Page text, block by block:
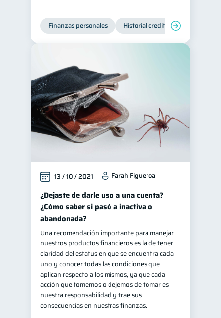
Finanzas personales Historial crediticio
13 / 10 / 2021 Farah Figueroa
¿Dejaste de darle uso a una cuenta?
¿Cómo saber si pasó a inactiva o
abandonada?
Una recomendación importante para manejar
nuestros productos financieros es la de tener
claridad del estatus en que se encuentra cada
uno y conocer todas las condiciones que
aplican respecto a los mismos, ya que cada
acción que tomemos o dejemos de tomar es
nuestra responsabilidad y trae sus
consecuencias en nuestras finanzas.